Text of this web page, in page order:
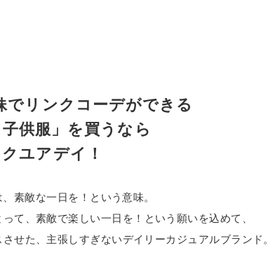
でリンクコーデができる
子供服」を買うなら
ユアデイ！
素敵な一日を！という意味。
て、素敵で楽しい一日を！という願いを込めて、
せた、主張しすぎないデイリーカジュアルブランド。